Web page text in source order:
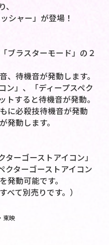
シャー」が登場！
ブラスターモード」の２
、待機音が発動します。
ン」、「ディープスペク
トすると待機音が発動。
に必殺技待機音が発動
発動します。
ーゴーストアイコン」
クターゴーストアイコン
発動可能です。
べて別売りです。）
東映